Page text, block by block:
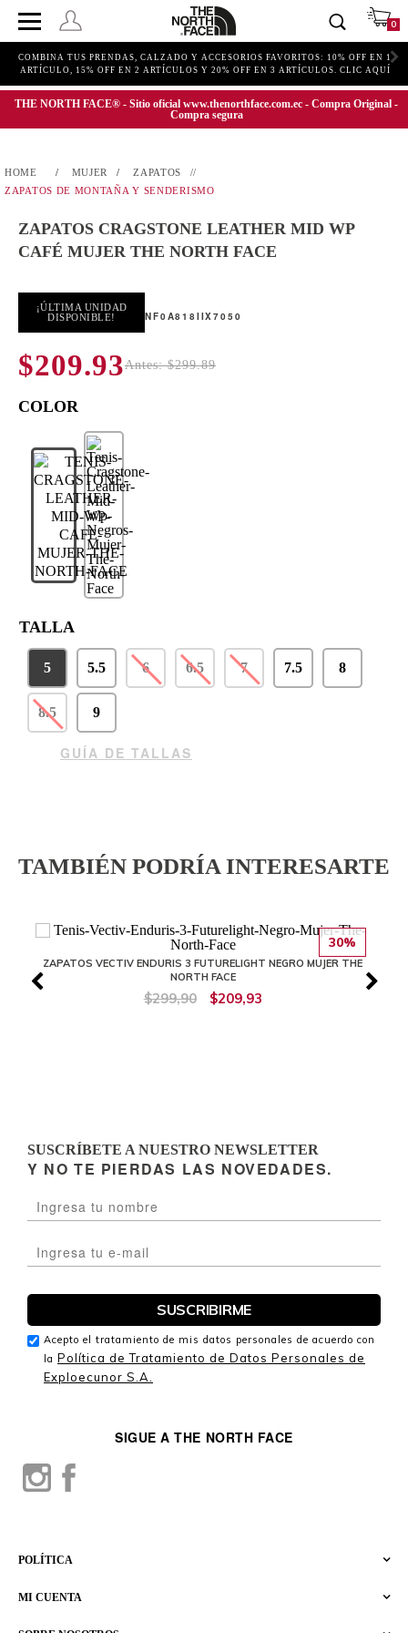
0
COMBINA TUS PRENDAS, CALZADO Y ACCESORIOS FAVORITOS: 10% OFF EN 1
ARTÍCULO, 15% OFF EN 2 ARTÍCULOS Y 20% OFF EN 3 ARTÍCULOS. CLIC AQUÍ
THE NORTH FACE® - Sitio oficial www.thenorthface.com.ec - Compra Original -
Compra segura
MUJER
ZAPATOS
ZAPATOS DE MONTAÑA Y SENDERISMO
ZAPATOS CRAGSTONE LEATHER MID WP
CAFÉ MUJER THE NORTH FACE
¡ÚLTIMA UNIDAD
DISPONIBLE!
NF0A818IIX7050
$209.93Antes: $299.89
TALLA
5 5.5 6 6.5 7 7.5 8
8.5 9
GUÍA DE TALLAS
TAMBIÉN PODRÍA INTERESARTE
30%
ZAPATOS VECTIV ENDURIS 3 FUTURELIGHT NEGRO MUJER THE
NORTH FACE
$299,90 $209,93
MI CUENTA
POLÍTICA
SIGUE A THE NORTH FACE
SUSCRÍBETE A NUESTRO NEWSLETTER
Y NO TE PIERDAS LAS NOVEDADES.
Acepto el tratamiento de mis datos personales de acuerdo con
la Política de Tratamiento de Datos Personales de
Exploecunor S.A.